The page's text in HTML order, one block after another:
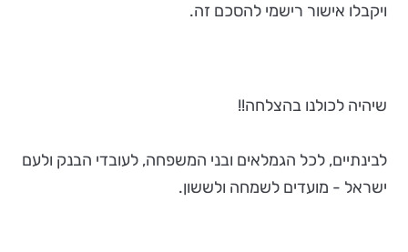
ויקבלו אישור רישמי להסכם זה.
שיהיה לכולנו בהצלחה!!
לבינתיים, לכל הגמלאים ובני המשפחה, לעובדי הבנק ולעם
ישראל - מועדים לשמחה ולששון.